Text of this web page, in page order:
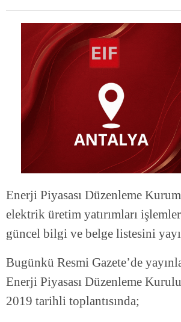
Enerji Piyasası Düzenleme
elektrik üretim yatırımları
güncel bilgi ve belge listesini
Bugünkü Resmi Gazete’de
Enerji Piyasası Düzenleme
2019 tarihli toplantısında;